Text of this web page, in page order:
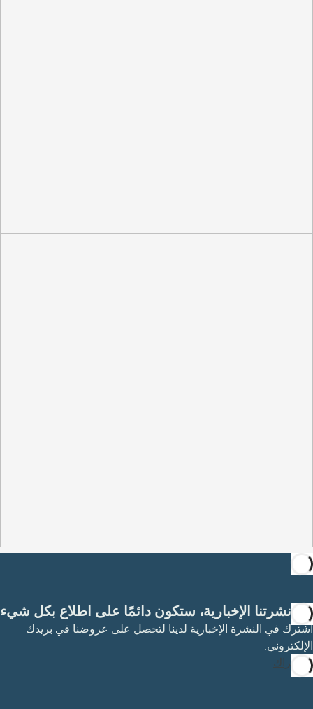
مع نشرتنا الإخبارية، ستكون دائمًا على اطلاع بكل شيء
اشترك في النشرة الإخبارية لدينا لتحصل على عروضنا في بريدك
الإلكتروني.
الاشتراك